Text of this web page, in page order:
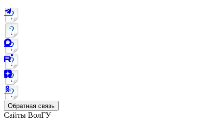
Обратная связь
Сайты ВолГУ